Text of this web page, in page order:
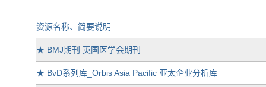
资源名称、简要说明
★ BMJ期刊 英国医学会期刊
★ BvD系列库_Orbis Asia Pacific 亚太企业分析库